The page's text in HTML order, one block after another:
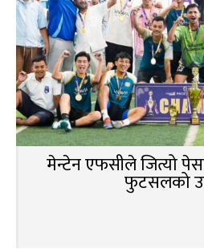
मेन्टेन एफसीले जित्यो
फुटसलको